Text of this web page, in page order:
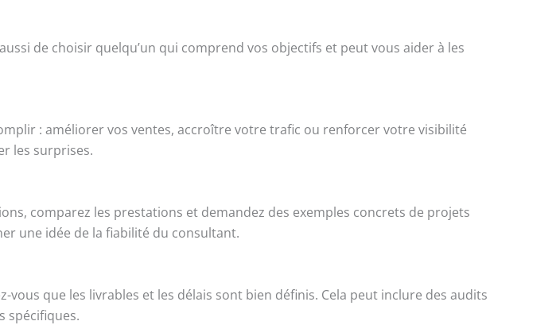
de choisir quelqu’un qui comprend vos objectifs et peut vous aider à les
: améliorer vos ventes, accroître votre trafic ou renforcer votre visibilité
les surprises.
comparez les prestations et demandez des exemples concrets de projets
une idée de la fiabilité du consultant.
que les livrables et les délais sont bien définis. Cela peut inclure des audits
spécifiques.